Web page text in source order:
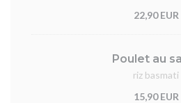
22,90 EUR
Poulet au
riz basmati
15,90 EUR